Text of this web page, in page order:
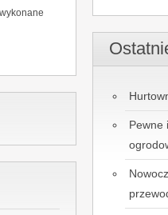
Pewne